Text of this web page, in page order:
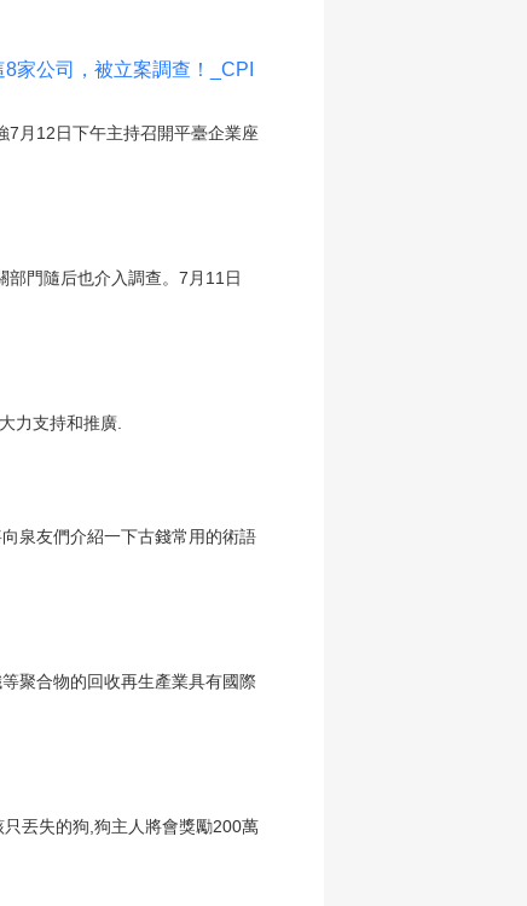
家公司，被立案調查！_CPI
7月12日下午主持召開平臺企業座
部門隨后也介入調查。7月11日
力支持和推廣.
泉友們介紹一下古錢常用的術語
聚合物的回收再生產業具有國際
丟失的狗,狗主人將會獎勵200萬